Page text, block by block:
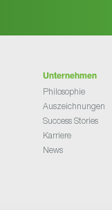
Unternehmen
Philosophie
Auszeichnungen
Success Stories
Karriere
News